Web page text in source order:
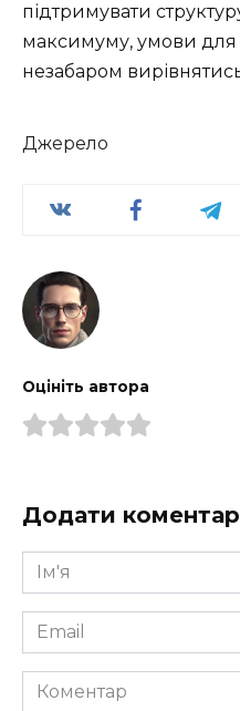
підтримувати
максимуму, умови
незабаром
Джерело
Оцініть автора
Додати коментар
Ім'я
*
Email
*
Коментар